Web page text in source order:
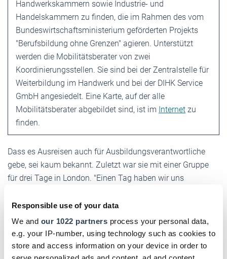
Responsible use of your data
We and our 1022 partners process your personal data,
e.g. your IP-number, using technology such as cookies to
store and access information on your device in order to
Handwerkskammern sowie Industrie- und
Handelskammern zu finden, die im Rahmen des vom
Bundeswirtschaftsministerium geförderten Projekts
"Berufsbildung ohne Grenzen" agieren. Unterstützt
werden die Mobilitätsberater von zwei
Koordinierungsstellen. Sie sind bei der Zentralstelle für
Weiterbildung im Handwerk und bei der DIHK Service
GmbH angesiedelt. Eine Karte, auf der alle
Mobilitätsberater abgebildet sind, ist im Internet zu
finden.
Dass es Ausreisen auch für Ausbildungsverantwortliche
gebe, sei kaum bekannt. Zuletzt war sie mit einer Gruppe
für drei Tage in London. "Einen Tag haben wir uns
und Konditoren bei Harrods organisiert ist." An zwei
Berufsschulen haben sich die Multiplikatoren aus
Deutschland mit ihren englischen Kollegen über die
Berufsbildungssysteme ausgetauscht. "Das war für uns
sehr spannend. Ich würde mich freuen, wenn wir künftig